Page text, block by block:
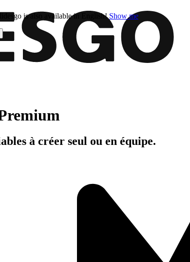
is also available in English! Show me
à créer seul ou en équipe.